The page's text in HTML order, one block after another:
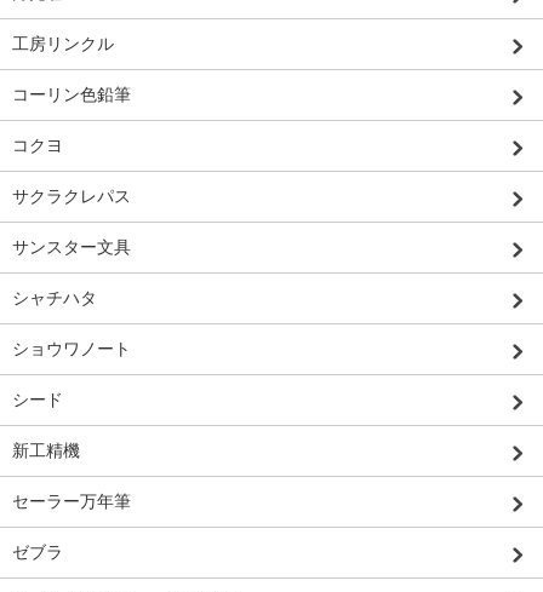
工房リンクル
コーリン色鉛筆
コクヨ
サクラクレパス
サンスター文具
シャチハタ
ショウワノート
シード
新工精機
セーラー万年筆
ゼブラ